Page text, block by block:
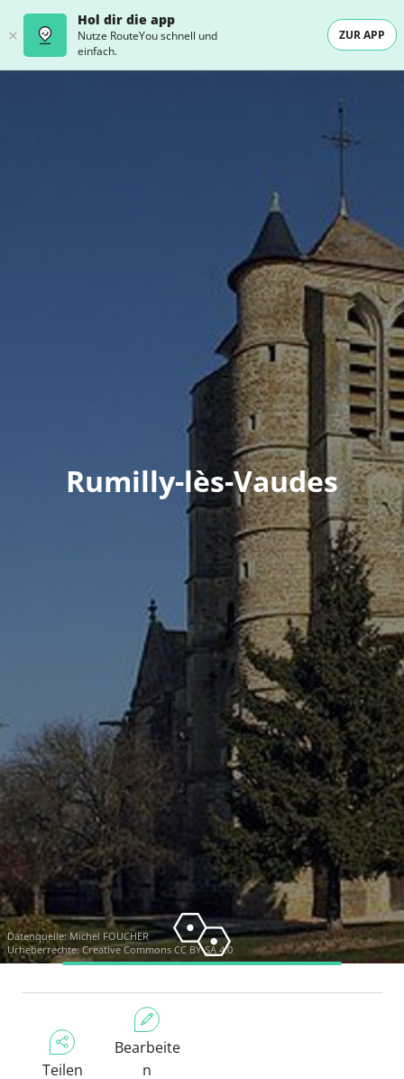
Hol dir die app
Nutze RouteYou schnell und
einfach.
ZUR APP
Rumilly-lès-Vaudes
Datenquelle: Michel FOUCHER
Urheberrechte:Creative Commons CC BY-SA 4.0
Teilen
Bearbeite
n